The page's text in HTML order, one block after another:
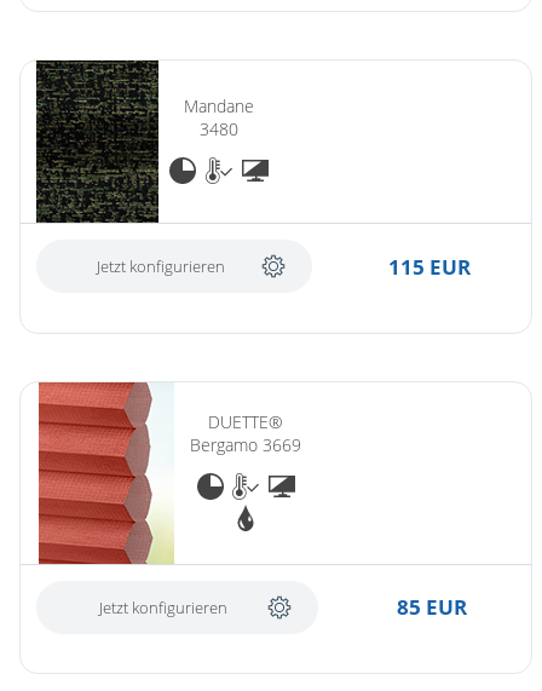
Mandane
3480
Jetzt konfigurieren 115 EUR
DUETTE®
Bergamo 3669
Jetzt konfigurieren 85 EUR